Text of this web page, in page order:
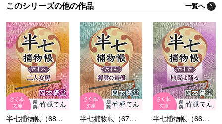
このシリーズの他の作品 一覧へ
半七捕物帳（68）二人... 半七捕物帳（67）薄雲... 半七捕物帳（66）地蔵...